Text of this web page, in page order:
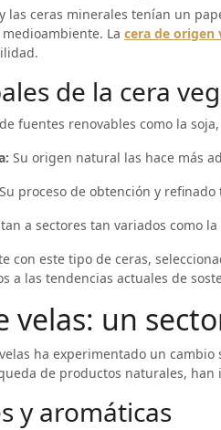
las ceras minerales tenían un
La cera de origen
de la cera
fuentes renovables como la
Su origen natural las hace más
Su proceso de obtención y
a sectores tan variados como
con este tipo de ceras,
a las tendencias actuales de
velas: un
ha experimentado un
de productos naturales,
y aromáticas